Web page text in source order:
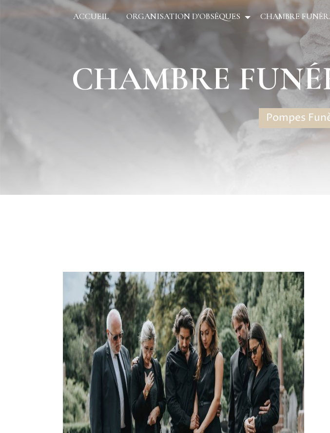
ACCUEIL ORGANISATION D'OBSÈQUES CHAMBRE
CHAMBRE
Pompes
Panneau de gestion des cookies